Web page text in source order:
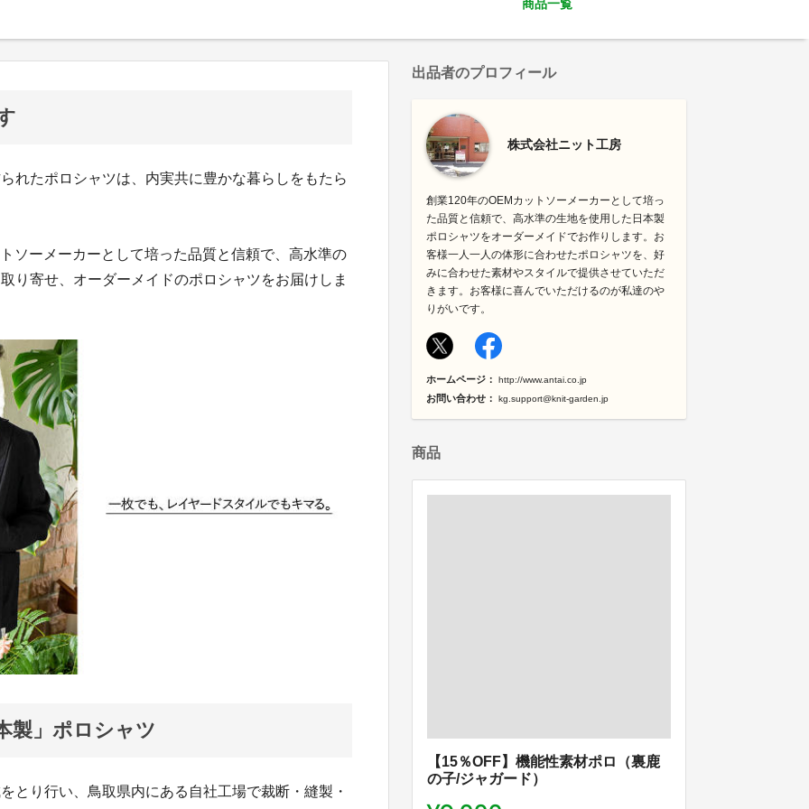
商品一覧
れたポロシャツは、内実共に豊かな暮らしをもたら
ソーメーカーとして培った品質と信頼で、高水準の
り寄せ、オーダーメイドのポロシャツをお届けしま
製」ポロシャツ
とり行い、鳥取県内にある自社工場で裁断・縫製・
出品者のプロフィール
株式会社ニット工房
創業120年のOEMカットソーメーカーとして培っ
た品質と信頼で、高水準の生地を使用した日本製
ポロシャツをオーダーメイドでお作りします。お
客様一人一人の体形に合わせたポロシャツを、好
みに合わせた素材やスタイルで提供させていただ
きます。お客様に喜んでいただけるのが私達のや
りがいです。
ホームページ： http://www.antai.co.jp
お問い合わせ： kg.support@knit-garden.jp
商品
【15％OFF】機能性素材ポロ（裏鹿
の子/ジャガード）